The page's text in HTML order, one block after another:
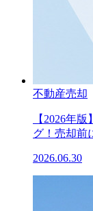
不動産売却
【2026年
グ！売却前
2026.06.30